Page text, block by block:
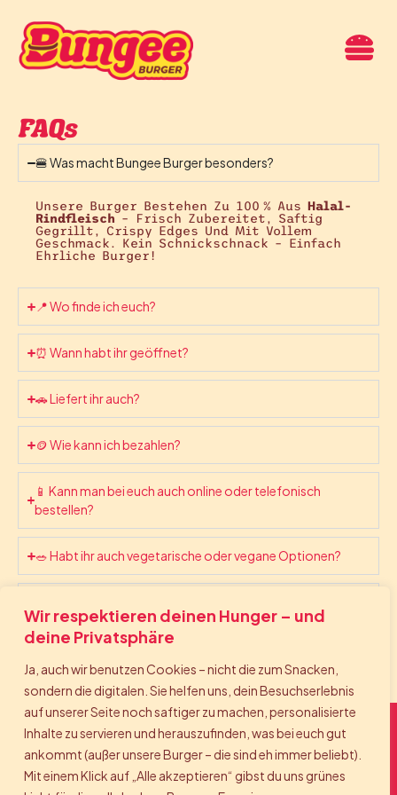
Wir respektieren deinen Hunger – und
deine Privatsphäre
Ja, auch wir benutzen Cookies – nicht die zum Snacken,
sondern die digitalen. Sie helfen uns, dein Besuchserlebnis
auf unserer Seite noch saftiger zu machen, personalisierte
Inhalte zu servieren und herauszufinden, was bei euch gut
ankommt (außer unsere Burger – die sind eh immer beliebt).
Mit einem Klick auf „Alle akzeptieren“ gibst du uns grünes
FAQs
🍔 Was macht Bungee Burger besonders?
Unsere Burger Bestehen Zu 100 % Aus Halal-
Rindfleisch – Frisch Zubereitet, Saftig
Gegrillt, Crispy Edges Und Mit Vollem
Geschmack. Kein Schnickschnack – Einfach
Ehrliche Burger!
📍 Wo finde ich euch?
⏰ Wann habt ihr geöffnet?
🚗 Liefert ihr auch?
🪙 Wie kann ich bezahlen?
📱 Kann man bei euch auch online oder telefonisch
bestellen?
🥗 Habt ihr auch vegetarische oder vegane Optionen?
😕 Was, wenn mal etwas schiefläuft?
Bite. Bounce. Back again.